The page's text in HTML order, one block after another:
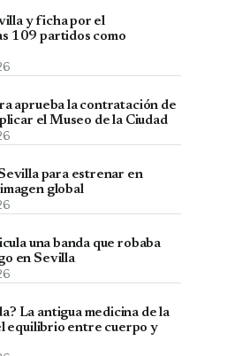
y ficha por el
109 partidos como
aprueba la contratación de
el Museo de la Ciudad
para estrenar en
global
una banda que robaba
en Sevilla
La antigua medicina de la
equilibrio entre cuerpo y